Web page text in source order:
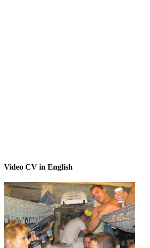
Video CV in English